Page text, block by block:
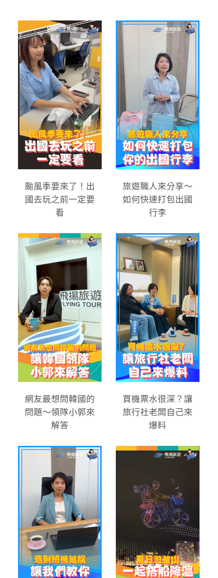
颱風季要來了！出
國去玩之前一定要
看
旅遊職人來分享～
如何快速打包出國
行李
網友最想問韓國的
問題～領隊小郭來
解答
買機票水很深？讓
旅行社老闆自己來
爆料